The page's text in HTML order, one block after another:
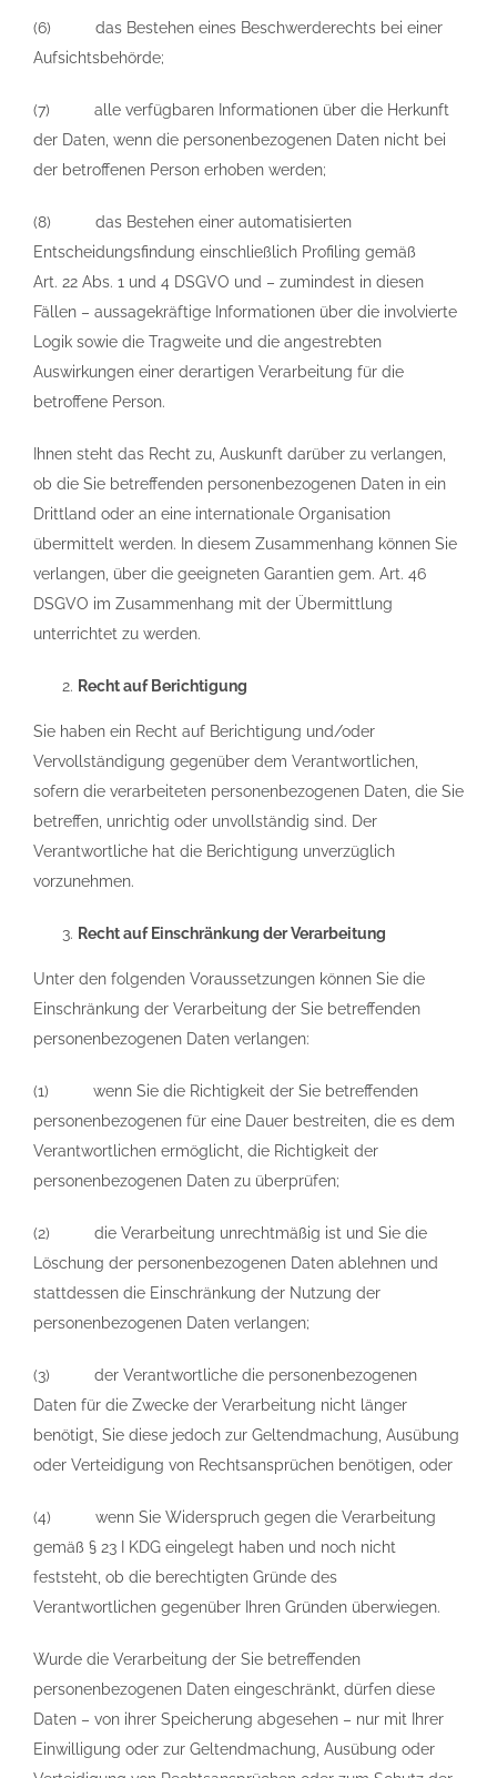
(6) das Bestehen eines Beschwerderechts bei einer
Aufsichtsbehörde;
(7) alle verfügbaren Informationen über die Herkunft
der Daten, wenn die personenbezogenen Daten nicht bei
der betroffenen Person erhoben werden;
(8) das Bestehen einer automatisierten
Entscheidungsfindung einschließlich Profiling gemäß
Art. 22 Abs. 1 und 4 DSGVO und – zumindest in diesen
Fällen – aussagekräftige Informationen über die involvierte
Logik sowie die Tragweite und die angestrebten
Auswirkungen einer derartigen Verarbeitung für die
betroffene Person.
Ihnen steht das Recht zu, Auskunft darüber zu verlangen,
ob die Sie betreffenden personenbezogenen Daten in ein
Drittland oder an eine internationale Organisation
übermittelt werden. In diesem Zusammenhang können Sie
verlangen, über die geeigneten Garantien gem. Art. 46
DSGVO im Zusammenhang mit der Übermittlung
unterrichtet zu werden.
Recht auf Berichtigung
Sie haben ein Recht auf Berichtigung und/oder
Vervollständigung gegenüber dem Verantwortlichen,
sofern die verarbeiteten personenbezogenen Daten, die Sie
betreffen, unrichtig oder unvollständig sind. Der
Verantwortliche hat die Berichtigung unverzüglich
vorzunehmen.
Recht auf Einschränkung der Verarbeitung
Unter den folgenden Voraussetzungen können Sie die
Einschränkung der Verarbeitung der Sie betreffenden
personenbezogenen Daten verlangen:
(1) wenn Sie die Richtigkeit der Sie betreffenden
personenbezogenen für eine Dauer bestreiten, die es dem
Verantwortlichen ermöglicht, die Richtigkeit der
personenbezogenen Daten zu überprüfen;
(2) die Verarbeitung unrechtmäßig ist und Sie die
Löschung der personenbezogenen Daten ablehnen und
stattdessen die Einschränkung der Nutzung der
personenbezogenen Daten verlangen;
(3) der Verantwortliche die personenbezogenen
Daten für die Zwecke der Verarbeitung nicht länger
benötigt, Sie diese jedoch zur Geltendmachung, Ausübung
oder Verteidigung von Rechtsansprüchen benötigen, oder
(4) wenn Sie Widerspruch gegen die Verarbeitung
gemäß § 23 I KDG eingelegt haben und noch nicht
feststeht, ob die berechtigten Gründe des
Verantwortlichen gegenüber Ihren Gründen überwiegen.
Wurde die Verarbeitung der Sie betreffenden
personenbezogenen Daten eingeschränkt, dürfen diese
Daten – von ihrer Speicherung abgesehen – nur mit Ihrer
Einwilligung oder zur Geltendmachung, Ausübung oder